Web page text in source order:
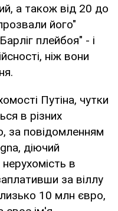
а також від 20 до
його"
плейбоя" - і
ніж вони
Путіна, чутки
в різних
за повідомленням
діючий
в
за віллу
10 млн євро,